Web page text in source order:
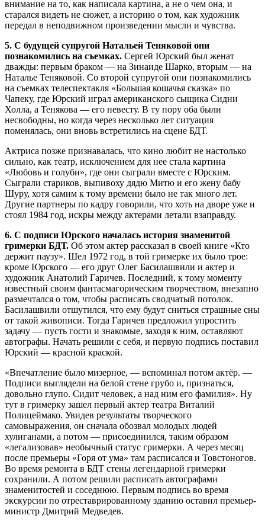
внимание на то, как написала картина, а не о чем она, и
старался видеть не сюжет, а историю о том, как художник
передал в неподвижном произведении мысли и чувства.
5. С будущей супругой Натальей Теняковой они
познакомились на съемках. Сергей Юрский был женат
дважды: первым браком — на Зинаиде Шарко, вторым — на
Наталье Теняковой. Со второй супругой они познакомились
на съемках телеспектакля «Большая кошачья сказка» по
Чапеку, где Юрский играл американского сыщика Сидни
Холла, а Тенякова — его невесту. В ту пору оба были
несвободны, но когда через несколько лет ситуация
поменялась, они вновь встретились на сцене БДТ.
Актриса позже признавалась, что кино любит не настолько
сильно, как театр, исключением для нее стала картина
«Любовь и голуби», где они сыграли вместе с Юрским.
Сыграли стариков, выпивоху дядю Митю и его жену бабу
Шуру, хотя самим к тому времени было не так много лет.
Другие партнеры по кадру говорили, что хоть на дворе уже и
стоял 1984 год, искры между актерами летали взаправду.
6. С подписи Юрского началась история знаменитой
гримерки БДТ. Об этом актер рассказал в своей книге «Кто
держит паузу». Шел 1972 год, в той гримерке их было трое:
кроме Юрского — его друг Олег Басилашвили и актер и
художник Анатолий Гаричев. Последний, к тому моменту
известный своим фантасмагорическим творчеством, внезапно
размечтался о том, чтобы расписать сводчатый потолок.
Басилашвили отшутился, что ему будут сниться страшные сны
от такой живописи. Тогда Гаричев предложил упростить
задачу — пусть гости и знакомые, заходя к ним, оставляют
автографы. Начать решили с себя, и первую подпись поставил
Юрский — красной краской.
«Впечатление было мизерное, — вспоминал потом актёр. —
Подписи выглядели на белой стене грубо и, признаться,
довольно глупо. Сидит человек, а над ним его фамилия». Ну
тут в гримерку зашел первый актер театра Виталий
Полицеймако. Увидев результаты творческого
самовыражения, он сначала обозвал молодых людей
хулиганами, а потом — присоединился, таким образом
«легализовав» необычный статус гримерки. А через месяц
после премьеры «Горя от ума» там расписался и Товстоногов.
Во время ремонта в БДТ стены легендарной гримерки
сохранили. А потом решили расписать автографами
знаменитостей и соседнюю. Первым подпись во время
экскурсии по отреставрированному зданию оставил премьер-
министр Дмитрий Медведев.